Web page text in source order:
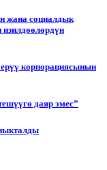
жана социалдык
корпорациясынын
даяр эмес”